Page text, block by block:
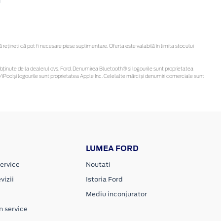
că pot fi necesare piese suplimentare. Oferta este valabilă în limita stocului
de la dealerul dvs. Ford. Denumirea Bluetooth® și logourile sunt proprietatea
și logourile sunt proprietatea Apple Inc. Celelalte mărci și denumiri comerciale sunt
service
LUMEA FORD
Noutati
Istoria Ford
Mediu inconjurator